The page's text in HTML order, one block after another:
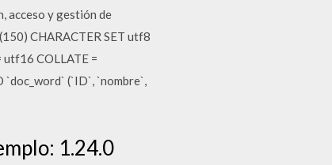
acceso y gestión de
CHARACTER SET utf8
utf16 COLLATE =
(`ID`, `nombre`,
1.24.0